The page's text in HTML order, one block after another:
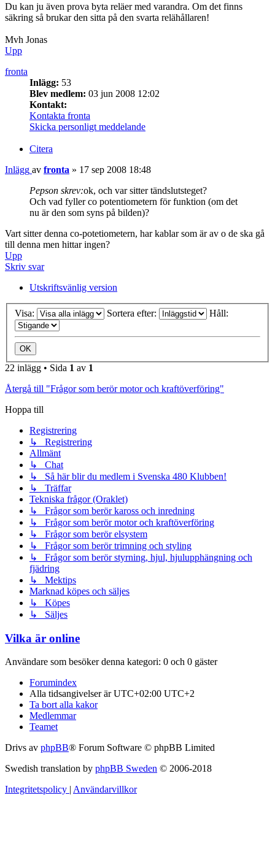
Du kan ju även prova byta reläer med varandra. Om det finns
säkring så brukar den sitta på den svarta relähållaren!
Mvh Jonas
Upp
fronta
Inlägg: 53
Blev medlem: 03 jun 2008 12:02
Kontakt:
Kontakta fronta
Skicka personligt meddelande
Citera
Inlägg av fronta » 17 sep 2008 18:48
Pepson skrev:ok, och var sitter tändslutsteget?
Och vad fyller co potentiometern för funktion (om det
nu är den som syns på bilden)?
Vart sitter denna co-potetiometern, har kablar som är av o de ska gå
till denna men hittar ingen?
Upp
Skriv svar
Utskriftsvänlig version
Visa: Sortera efter: Håll:
22 inlägg • Sida 1 av 1
Återgå till "Frågor som berör motor och kraftöverföring"
Hoppa till
Registrering
↳ Registrering
Allmänt
↳ Chat
↳ Så här blir du medlem i Svenska 480 Klubben!
↳ Träffar
Tekniska frågor (Oraklet)
↳ Frågor som berör kaross och inredning
↳ Frågor som berör motor och kraftöverföring
↳ Frågor som berör elsystem
↳ Frågor som berör trimning och styling
↳ Frågor som berör styrning, hjul, hjulupphängning och
fjädring
↳ Mektips
Marknad köpes och säljes
↳ Köpes
↳ Säljes
Vilka är online
Användare som besöker denna kategori: 0 och 0 gäster
Forumindex
Alla tidsangivelser är UTC+02:00 UTC+2
Ta bort alla kakor
Medlemmar
Teamet
Drivs av phpBB® Forum Software © phpBB Limited
Swedish translation by phpBB Sweden © 2006-2018
Integritetspolicy | Användarvillkor